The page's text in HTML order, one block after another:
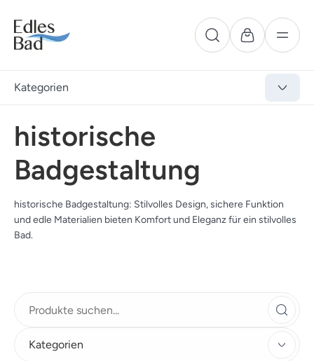
Kategorien
historische
Badgestaltung
historische Badgestaltung: Stilvolles Design, sichere Funktion
und edle Materialien bieten Komfort und Eleganz für ein stilvolles
Bad.
Kategorien